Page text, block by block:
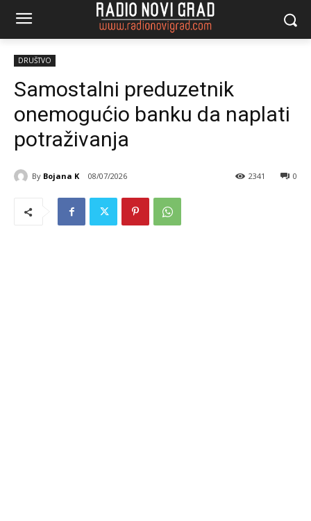
DRUŠTVO
Samostalni preduzetnik
onemogućio banku da naplati
potraživanja
By Bojana K 08/07/2026 0
2341